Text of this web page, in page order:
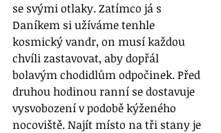
se svými otlaky. Zatímco já s
Daníkem si užíváme tenhle
kosmický vandr, on musí každou
chvíli zastavovat, aby dopřál
bolavým chodidlům odpočinek. Před
druhou hodinou ranní se dostavuje
vysvobození v podobě kýženého
nocoviště. Najít místo na tři stany je